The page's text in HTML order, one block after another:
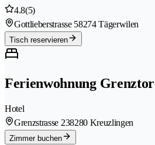
4.8(5)
Gottlieberstrasse 58274 Tägerwilen
Tisch reservieren
Ferienwohnung Grenztor
Hotel
Grenzstrasse 238280 Kreuzlingen
Zimmer buchen